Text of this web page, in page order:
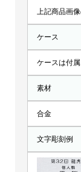
上記商品画
ケース
ケースは付
素材
合金
文字彫刻例